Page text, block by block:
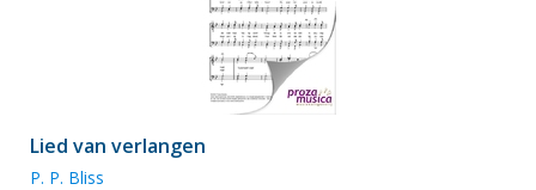
Lied van verlangen
P. P. Bliss